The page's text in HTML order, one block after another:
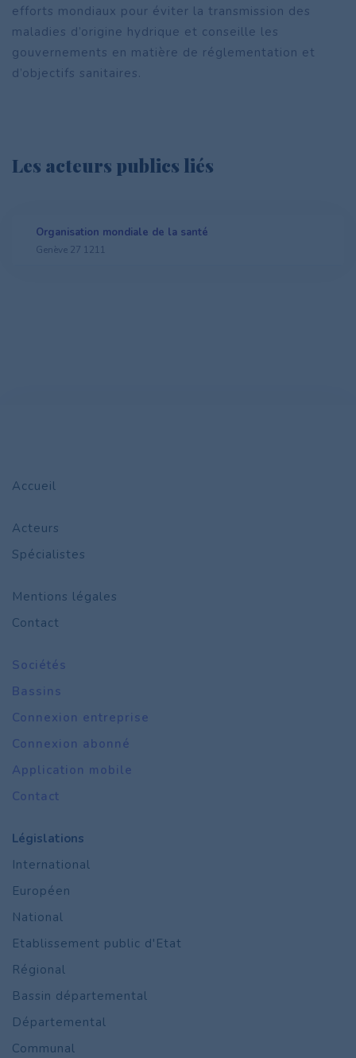
efforts mondiaux pour éviter la transmission des
maladies d’origine hydrique et conseille les
gouvernements en matière de réglementation et
d’objectifs sanitaires.
Les acteurs publics liés
Organisation mondiale de la santé
Genève 27 1211
Accueil
Acteurs
Spécialistes
Mentions légales
Contact
Sociétés
Bassins
Connexion entreprise
Connexion abonné
Application mobile
Contact
Législations
International
Européen
National
Etablissement public d'Etat
Régional
Bassin départemental
Départemental
Communal